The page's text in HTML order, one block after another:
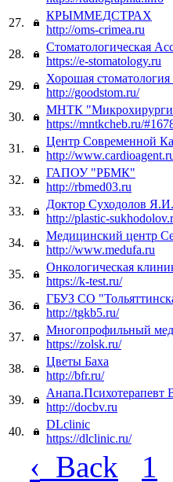
27.
КРЫММЕДСТРАХ
http://oms-crimea.ru
28.
Стоматологическая
https://e-stomatology.ru
29.
Хорошая стоматология
http://goodstom.ru/
30.
МНТК "Микрохирургия
https://mntkcheb.ru/
31.
Центр Современной
http://
32.
ГАПОУ "РБМК"
http://rbmed03.ru
33.
Доктор Суходолов
http://plastic-
34.
Медицинский центр
http://www.medufa.ru
35.
Онкологическая
https://k-test.ru/
36.
ГБУЗ СО
http://tgkb5.ru/
37.
Многопрофильный
https://zolsk.ru/
38.
Цветы Баха
http://bfr.ru/
39.
Анапа.Психотерапевт
http://docbv.ru
40.
DLclinic
https://dlclinic.ru/
‹ Back 1